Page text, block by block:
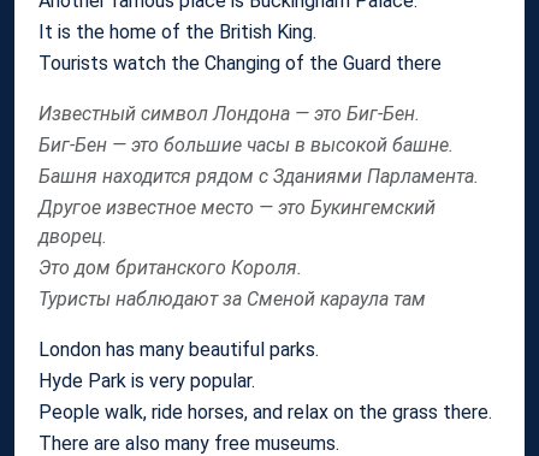
It is the home of the British King.
Tourists watch the Changing of the Guard there
Известный символ Лондона — это Биг-Бен.
Биг-Бен — это большие часы в высокой башне.
Башня находится рядом с Зданиями Парламента.
Другое известное место — это Букингемский
дворец.
Это дом британского Короля.
Туристы наблюдают за Сменой караула там
London has many beautiful parks.
Hyde Park is very popular.
People walk, ride horses, and relax on the grass there.
There are also many free museums.